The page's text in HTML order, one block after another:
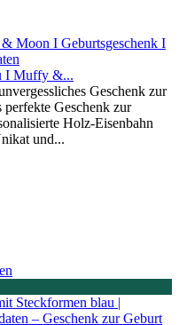
I Muffy &...
Geschenk zur
perfekte Geschenk zur
Holz-Eisenbahn
und...